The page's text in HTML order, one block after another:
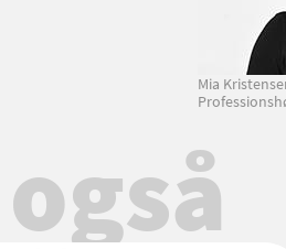
Mia